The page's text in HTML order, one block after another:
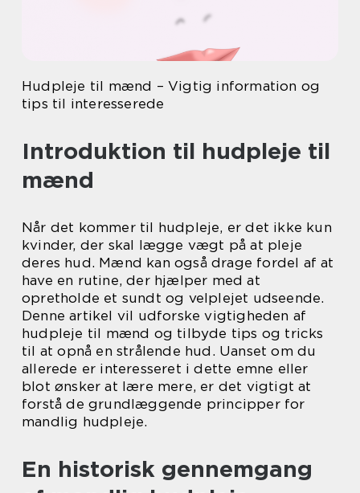
Hudpleje til mænd – Vigtig information og
tips til interesserede
Introduktion til hudpleje til
mænd
Når det kommer til hudpleje, er det ikke kun
kvinder, der skal lægge vægt på at pleje
deres hud. Mænd kan også drage fordel af at
have en rutine, der hjælper med at
opretholde et sundt og velplejet udseende.
Denne artikel vil udforske vigtigheden af
hudpleje til mænd og tilbyde tips og tricks
til at opnå en strålende hud. Uanset om du
allerede er interesseret i dette emne eller
blot ønsker at lære mere, er det vigtigt at
forstå de grundlæggende principper for
mandlig hudpleje.
En historisk gennemgang